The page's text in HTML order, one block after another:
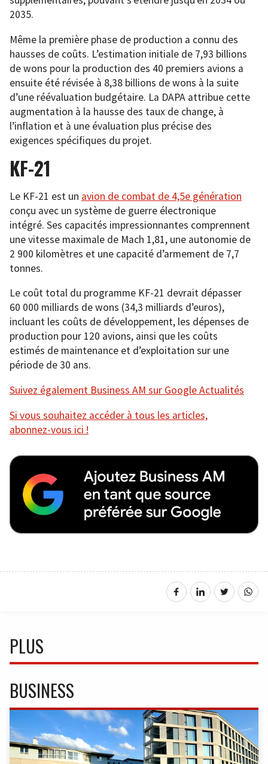
2035.
Même la première phase de production a connu des
hausses de coûts. L’estimation initiale de 7,93 billions
de wons pour la production des 40 premiers avions a
ensuite été révisée à 8,38 billions de wons à la suite
d’une réévaluation budgétaire. La DAPA attribue cette
augmentation à la hausse des taux de change, à
l’inflation et à une évaluation plus précise des
exigences spécifiques du projet.
KF-21
Le KF-21 est un avion de combat de 4,5e génération
conçu avec un système de guerre électronique
intégré. Ses capacités impressionnantes comprennent
une vitesse maximale de Mach 1,81, une autonomie de
2 900 kilomètres et une capacité d’armement de 7,7
tonnes.
Le coût total du programme KF-21 devrait dépasser
60 000 milliards de wons (34,3 milliards d’euros),
incluant les coûts de développement, les dépenses de
production pour 120 avions, ainsi que les coûts
estimés de maintenance et d’exploitation sur une
période de 30 ans.
Suivez également Business AM sur Google Actualités
Si vous souhaitez accéder à tous les articles,
abonnez-vous ici !
PLUS
BUSINESS